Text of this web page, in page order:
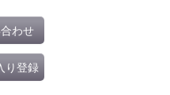
わせ
り登録